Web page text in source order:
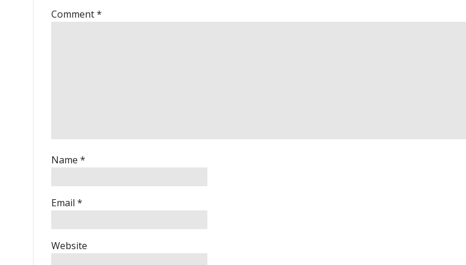
Comment*
Name *
Email *
Website